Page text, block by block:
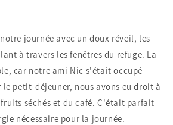
journée avec un doux réveil, les
à travers les fenêtres du refuge. La
car notre ami Nic s'était occupé
petit-déjeuner, nous avons eu droit à
séchés et du café. C'était parfait
nécessaire pour la journée.